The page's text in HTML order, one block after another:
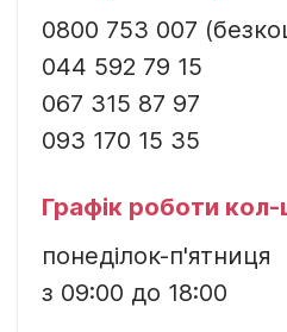
0800 753 007
044 592 79 15
067 315 87 97
093 170 15 35
Графік роботи кол-
понеділок-п'ятниця
з 09:00 до 18:00